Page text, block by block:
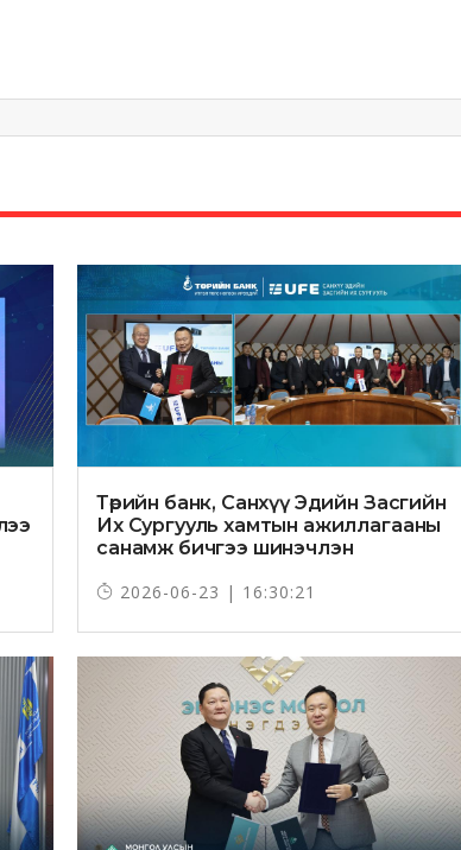
Төрийн банк, Санхүү Эдийн Засгийн
Их Сургууль хамтын ажиллагааны
санамж бичгээ шинэчлэн
2026-06-23 | 16:30:21